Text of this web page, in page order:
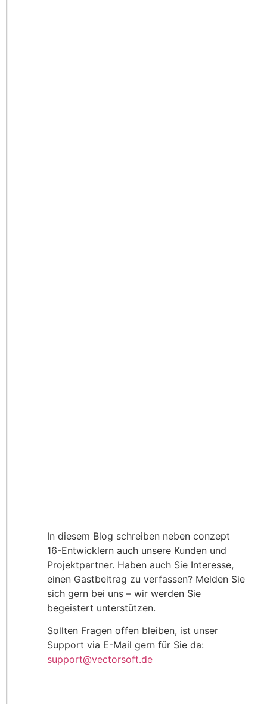
In diesem Blog schreiben neben conzept
16-Entwicklern auch unsere Kunden und
Projektpartner. Haben auch Sie Interesse,
einen Gastbeitrag zu verfassen? Melden Sie
sich gern bei uns – wir werden Sie
begeistert unterstützen.
Sollten Fragen offen bleiben, ist unser
Support via E-Mail gern für Sie da:
support@vectorsoft.de